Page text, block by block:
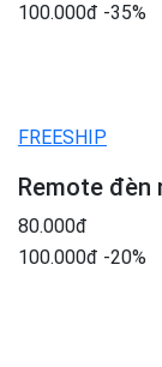
100.000đ -35%
FREESHIP
Remote
80.000đ
100.000đ -20%